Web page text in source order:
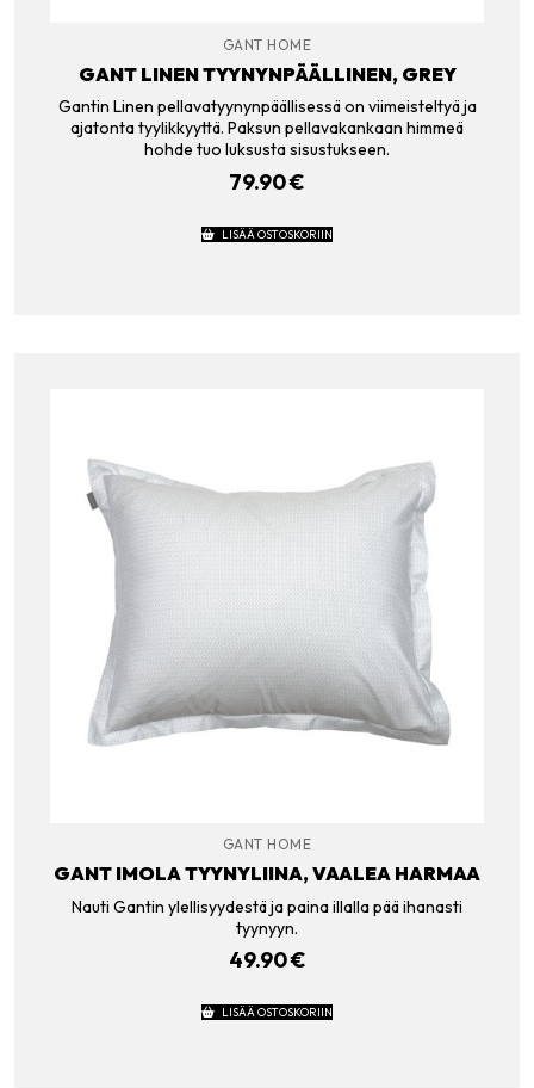
GANT HOME
GANT LINEN TYYNYNPÄÄLLINEN, GREY
Gantin Linen pellavatyynynpäällisessä on viimeisteltyä ja
ajatonta tyylikkyyttä. Paksun pellavakankaan himmeä
hohde tuo luksusta sisustukseen.
79.90€
LISÄÄ OSTOSKORIIN
GANT HOME
GANT IMOLA TYYNYLIINA, VAALEA HARMAA
Nauti Gantin ylellisyydestä ja paina illalla pää ihanasti
tyynyyn.
49.90€
LISÄÄ OSTOSKORIIN